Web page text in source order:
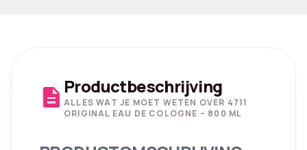
description Productbeschrijving
ALLES WAT JE MOET WETEN OVER 4711
ORIGINAL EAU DE COLOGNE – 800 ML